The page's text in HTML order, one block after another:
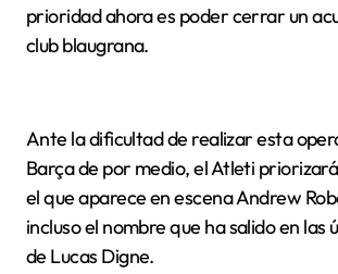
prioridad ahora es poder cerrar un
club blaugrana.
Ante la dificultad de realizar esta
Barça de por medio, el Atleti priorizará
el que aparece en escena Andrew
incluso el nombre que ha salido en las
de Lucas Digne.